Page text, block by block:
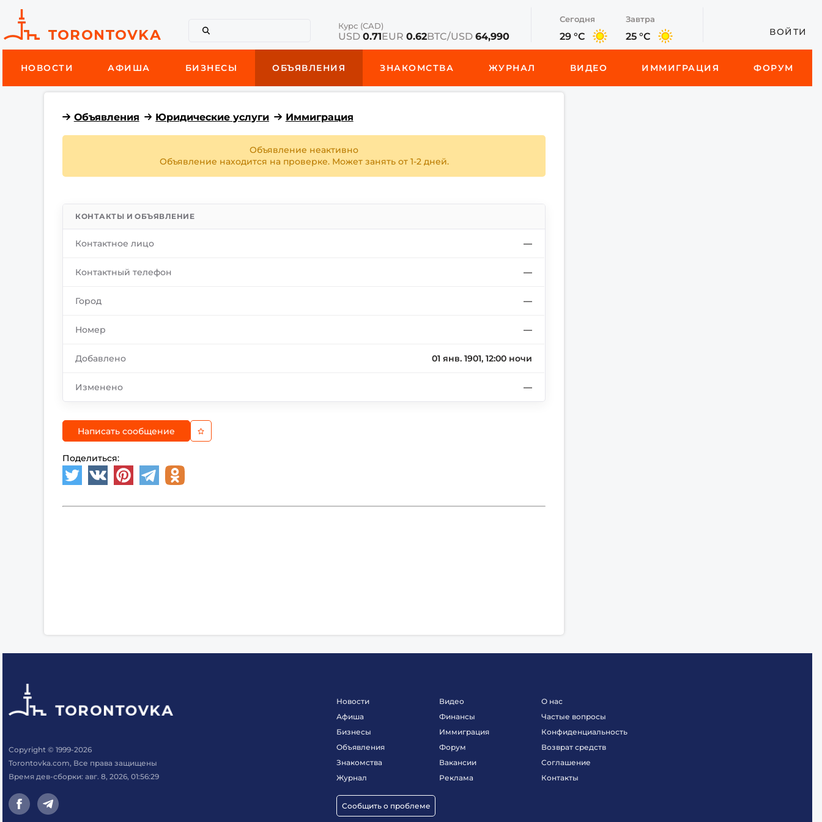
Курс (CAD)
USD0.71EUR0.62BTC/USD64,990
Сегодня
29 °C
Завтра
25 °C ВОЙТИ
НОВОСТИ АФИША БИЗНЕСЫ ОБЪЯВЛЕНИЯ ЗНАКОМСТВА ЖУРНАЛ ВИДЕО ИММИГРАЦИЯ ФОРУМ
Объявления Юридические услуги Иммиграция
Объявление неактивно
Объявление находится на проверке. Может занять от 1-2 дней.
КОНТАКТЫ И ОБЪЯВЛЕНИЕ
Контактное лицо —
Контактный телефон —
Город —
Номер —
Добавлено 01 янв. 1901, 12:00 ночи
Изменено —
Написать сообщение
Поделиться:
Copyright © 1999-2026
Torontovka.com, Все права защищены
Время дев-сборки: авг. 8, 2026, 01:56:29
Новости
Афиша
Бизнесы
Объявления
Знакомства
Журнал
Сообщить о проблеме
Видео
Финансы
Иммиграция
Форум
Вакансии
Реклама
О нас
Частые вопросы
Конфиденциальность
Возврат средств
Соглашение
Контакты